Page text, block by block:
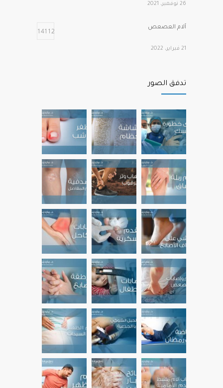
26 نوفمبر، 2021
آلام العصعص 14112
21 فبراير، 2022
عند التقدم في العمر
آلام مشط القدم الأمامية 12200
22 يوليو، 2022
تدفق الصور